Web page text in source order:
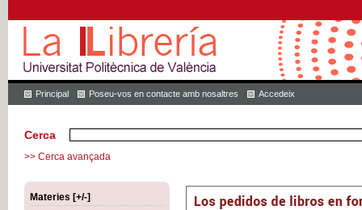
Principal Poseu-vos en contacte amb nosaltres Accedeix
Cerca
>> Cerca avançada
Materies [+/-]